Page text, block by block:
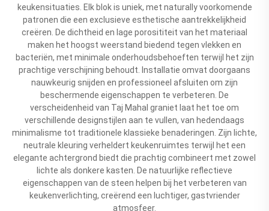
keukensituaties. Elk blok is uniek, met naturally voorkomende
patronen die een exclusieve esthetische aantrekkelijkheid
creëren. De dichtheid en lage porosititeit van het materiaal
maken het hoogst weerstand biedend tegen vlekken en
bacteriën, met minimale onderhoudsbehoeften terwijl het zijn
prachtige verschijning behoudt. Installatie omvat doorgaans
nauwkeurig snijden en professioneel afsluiten om zijn
beschermende eigenschappen te verbeteren. De
verscheidenheid van Taj Mahal graniet laat het toe om
verschillende designstijlen aan te vullen, van hedendaags
minimalisme tot traditionele klassieke benaderingen. Zijn lichte,
neutrale kleuring verheldert keukenruimtes terwijl het een
elegante achtergrond biedt die prachtig combineert met zowel
lichte als donkere kasten. De natuurlijke reflectieve
eigenschappen van de steen helpen bij het verbeteren van
keukenverlichting, creërend een luchtiger, gastvriender
atmosfeer.